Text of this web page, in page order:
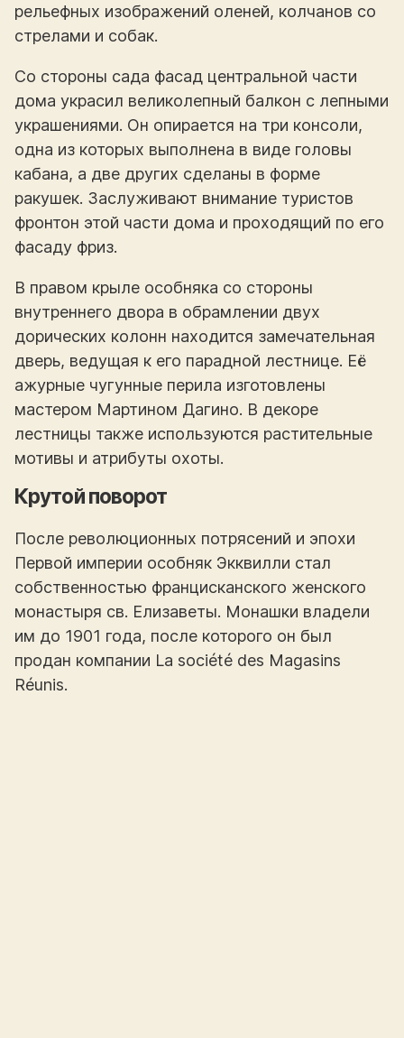
рельефных изображений оленей, колчанов со
стрелами и собак.
Со стороны сада фасад центральной части
дома украсил великолепный балкон с лепными
украшениями. Он опирается на три консоли,
одна из которых выполнена в виде головы
кабана, а две других сделаны в форме
ракушек. Заслуживают внимание туристов
фронтон этой части дома и проходящий по его
фасаду фриз.
В правом крыле особняка со стороны
внутреннего двора в обрамлении двух
дорических колонн находится замечательная
дверь, ведущая к его парадной лестнице. Её
ажурные чугунные перила изготовлены
мастером Мартином Дагино. В декоре
лестницы также используются растительные
мотивы и атрибуты охоты.
Крутой поворот
После революционных потрясений и эпохи
Первой империи особняк Экквилли стал
собственностью францисканского женского
монастыря св. Елизаветы. Монашки владели
им до 1901 года, после которого он был
продан компании La société des Magasins
Réunis.